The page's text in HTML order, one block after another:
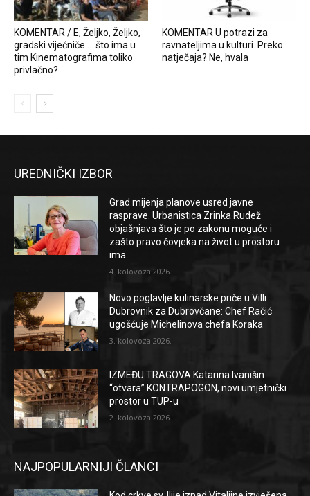
KOMENTAR / E, Željko, Željko,
gradski vijećniče … što ima u
tim Kinematografima toliko
privlačno?
KOMENTAR U potrazi za
ravnateljima u kulturi. Preko
natječaja? Ne, hvala
UREDNIČKI IZBOR
Grad mijenja planove usred javne
rasprave. Urbanistica Zrinka Rudež
objašnjava što je po zakonu moguće i
zašto pravo čovjeka na život u prostoru
ima...
4. kolovoza 2026.
Novo poglavlje kulinarske priče u Villi
Dubrovnik za Dubrovčane: Chef Račić
ugošćuje Michelinova chefa Koraka
3. kolovoza 2026.
IZMEĐU TRAGOVA Katarina Ivanišin
“otvara” KONTRAPOGON, novi umjetnički
prostor u TUP-u
2. kolovoza 2026.
NAJPOPULARNIJI ČLANCI